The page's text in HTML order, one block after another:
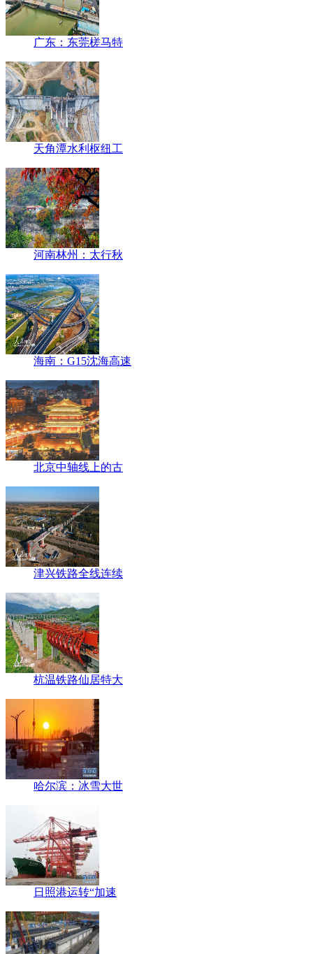
广东：东莞槎马特
天角潭水利枢纽工
河南林州：太行秋
海南：G15沈海高速
北京中轴线上的古
津兴铁路全线连续
杭温铁路仙居特大
哈尔滨：冰雪大世
日照港运转“加速